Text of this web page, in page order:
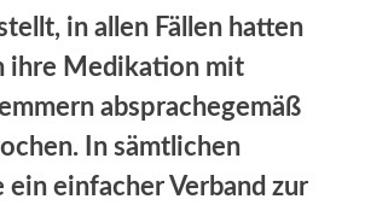
in allen Fällen hatten
ihre Medikation mit
absprachegemäß
In sämtlichen
ein einfacher Verband zur